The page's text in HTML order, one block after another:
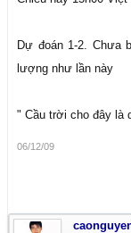
Dự đoán 1-2. Chưa
lượng như lần này
" Cầu trời cho đây là
06/12/09